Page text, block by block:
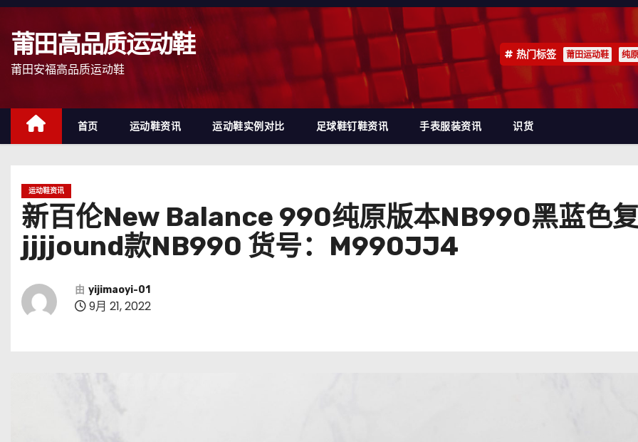
跳
莆田高品质运动鞋
莆田安福高品质运动鞋
热门标签 莆田运动鞋 纯
首页 运动鞋资讯 运动鞋实例对比 足球鞋钉鞋资讯 手表服装资讯 识货
运动鞋资讯
新百伦New Balance 990纯原版本NB990黑蓝色
jjjjound款NB990 货号：M990JJ4
由 yijimaoyi-01
9月 21, 2022